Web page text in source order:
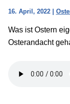
16. April, 2022 |
Was ist Ostern
Osterandacht